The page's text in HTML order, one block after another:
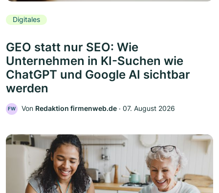
Digitales
GEO statt nur SEO: Wie
Unternehmen in KI-Suchen wie
ChatGPT und Google AI sichtbar
werden
FW Von Redaktion firmenweb.de ‧ 07. August 2026